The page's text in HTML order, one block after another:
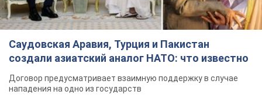
Саудовская Аравия, Турция и Пакистан
создали азиатский аналог НАТО: что известно
Договор предусматривает взаимную поддержку в случае
нападения на одно из государств